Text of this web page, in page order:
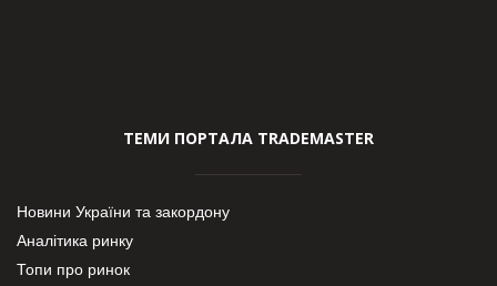
ТЕМИ ПОРТАЛА TRADEMASTER
Новини України та закордону
Аналітика ринку
Топи про ринок